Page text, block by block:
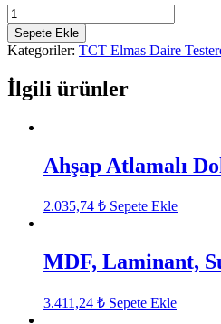
Ahşap
Kesme
Testeresi
adet
Sepete Ekle
Kategoriler: TCT Elmas Daire
İlgili ürünler
Ahşap Atlamalı
2.035,74 ₺ Sepete Ekle
MDF, Laminant,
3.411,24 ₺ Sepete Ekle